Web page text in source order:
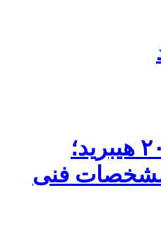
تویوتا راوفور ۲۰۲۴ هیبرید؛
فنی